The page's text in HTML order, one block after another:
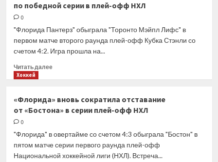
по победной серии в плей-офф НХЛ
0
"Флорида Пантерз" обыграла "Торонто Мэйпл Лифс" в
первом матче второго раунда плей-офф Кубка Стэнли со
счетом 4:2. Игра прошла на...
Читать далееПрочитать
повторил
рекорд
по победной
серии
в плей-
офф
Хоккей
«Флорида» вновь сократила отставание
от «Бостона» в серии плей-офф НХЛ
0
"Флорида" в овертайме со счетом 4:3 обыграла "Бостон" в
пятом матче серии первого раунда плей-офф
Национальной хоккейной лиги (НХЛ). Встреча...